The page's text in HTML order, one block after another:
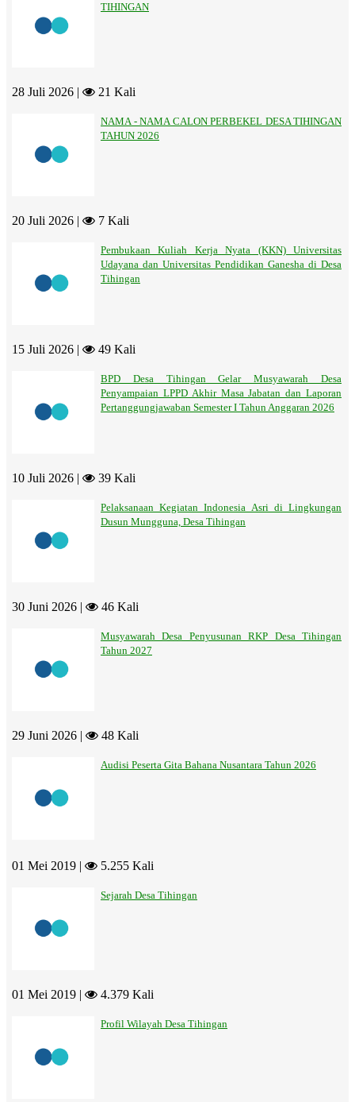
TIHINGAN
28 Juli 2026 | 21 Kali
NAMA - NAMA CALON PERBEKEL DESA TIHINGAN
TAHUN 2026
20 Juli 2026 | 7 Kali
Pembukaan Kuliah Kerja Nyata (KKN) Universitas
Udayana dan Universitas Pendidikan Ganesha di Desa
Tihingan
15 Juli 2026 | 49 Kali
BPD Desa Tihingan Gelar Musyawarah Desa
Penyampaian LPPD Akhir Masa Jabatan dan Laporan
Pertanggungjawaban Semester I Tahun Anggaran 2026
10 Juli 2026 | 39 Kali
Pelaksanaan Kegiatan Indonesia Asri di Lingkungan
Dusun Mungguna, Desa Tihingan
30 Juni 2026 | 46 Kali
Musyawarah Desa Penyusunan RKP Desa Tihingan
Tahun 2027
29 Juni 2026 | 48 Kali
Audisi Peserta Gita Bahana Nusantara Tahun 2026
01 Mei 2019 | 5.255 Kali
Sejarah Desa Tihingan
01 Mei 2019 | 4.379 Kali
Profil Wilayah Desa Tihingan